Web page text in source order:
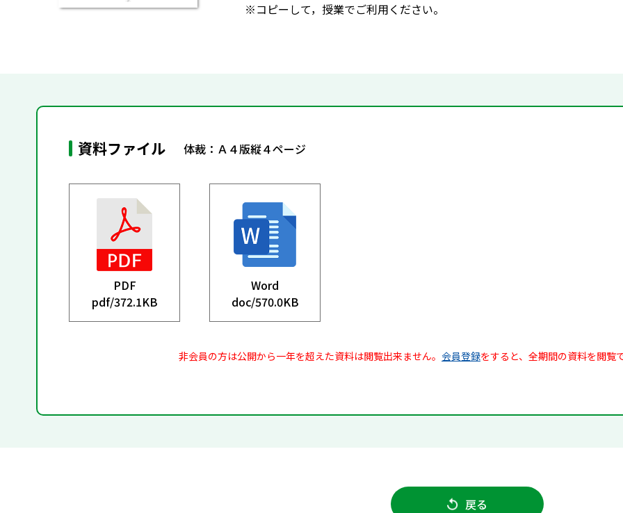
※コピーして，授業でご利用ください。
資料ファイル 体裁：Ａ４版縦４ページ
PDF
pdf/372.1KB
Word
doc/570.0KB
非会員の方は公開から一年を超えた資料は閲覧出来ません。 会員登録をすると、全期間の資料を閲覧
戻る